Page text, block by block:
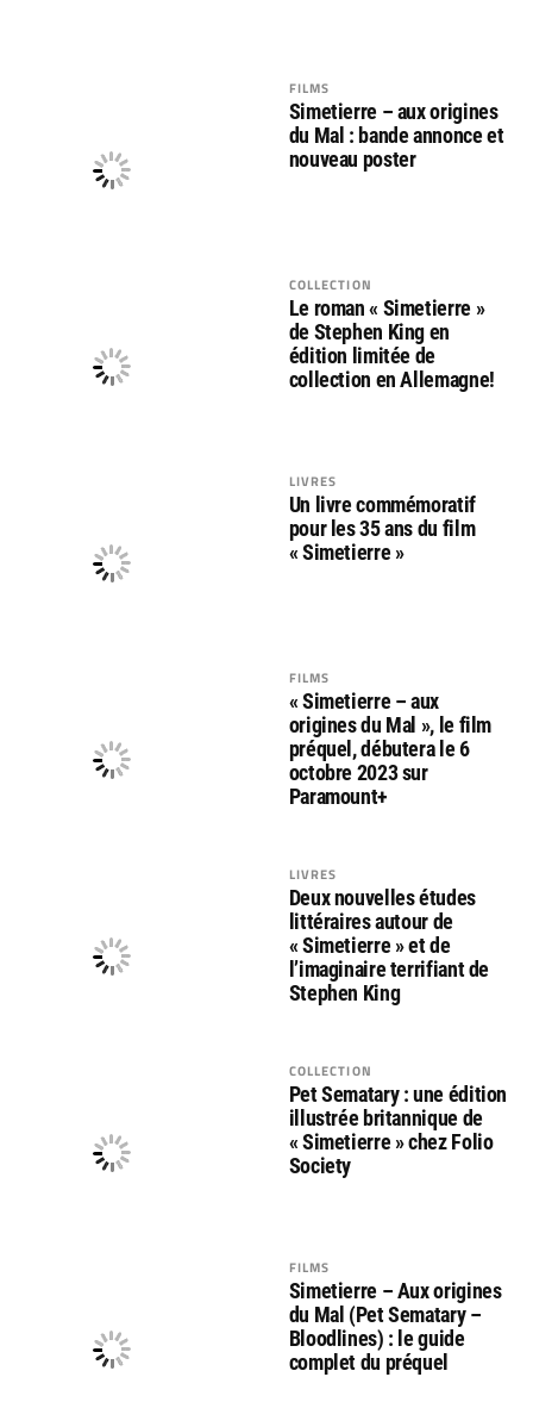
FILMS
Simetierre – aux origines
du Mal : bande annonce et
nouveau poster
COLLECTION
Le roman « Simetierre »
de Stephen King en
édition limitée de
collection en Allemagne!
LIVRES
Un livre commémoratif
pour les 35 ans du film
« Simetierre »
FILMS
« Simetierre – aux
origines du Mal », le film
préquel, débutera le 6
octobre 2023 sur
Paramount+
LIVRES
Deux nouvelles études
littéraires autour de
« Simetierre » et de
l’imaginaire terrifiant de
Stephen King
COLLECTION
Pet Sematary : une édition
illustrée britannique de
« Simetierre » chez Folio
Society
FILMS
Simetierre – Aux origines
du Mal (Pet Sematary –
Bloodlines) : le guide
complet du préquel